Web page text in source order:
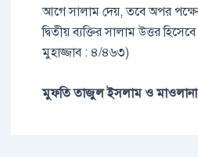
আগে সালাম দেয়, তবে অপর পক্ষের
দ্বিতীয় ব্যক্তির সালাম উত্তর
মুহাজ্জাব : ৪/৪৬৩)
মুফতি তাজুল ইসলাম ও মাওলানা